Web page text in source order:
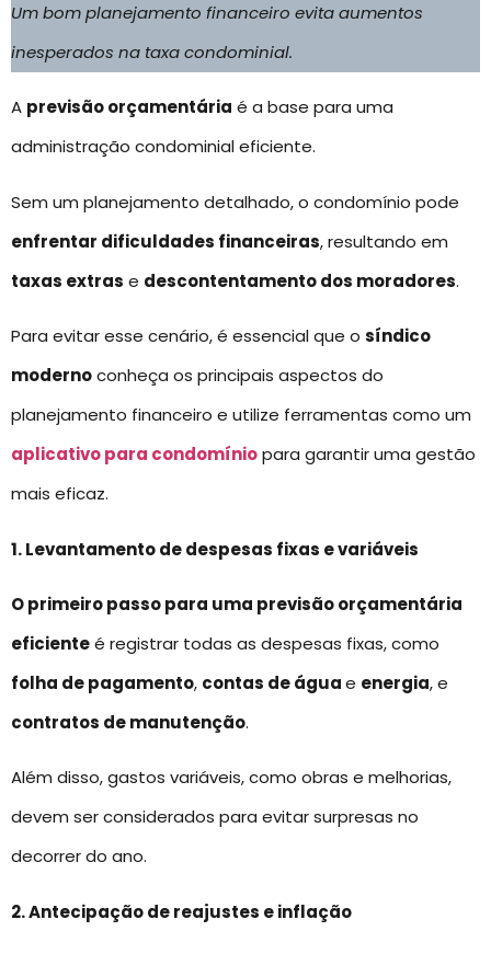
Um bom planejamento financeiro evita aumentos
inesperados na taxa condominial.
A previsão orçamentária é a base para uma
administração condominial eficiente.
Sem um planejamento detalhado, o condomínio pode
enfrentar dificuldades financeiras, resultando em
taxas extras e descontentamento dos moradores.
Para evitar esse cenário, é essencial que o síndico
modernoconheça os principais aspectos do
planejamento financeiro e utilize ferramentas como um
aplicativo para condomíniopara garantir uma gestão
mais eficaz.
1. Levantamento de despesas fixas e variáveis
O primeiro passo para uma previsão orçamentária
eficienteé registrar todas as despesas fixas, como
folha de pagamento, contas de águae energia, e
contratos de manutenção.
Além disso, gastos variáveis, como obras e melhorias,
devem ser considerados para evitar surpresas no
decorrer do ano.
2. Antecipação de reajustes e inflação